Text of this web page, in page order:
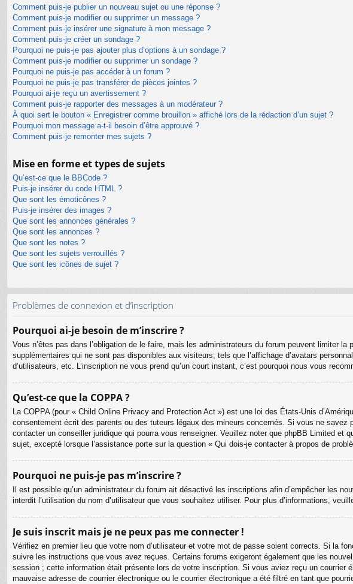
Comment puis-je publier un nouveau sujet ou une réponse ?
Comment puis-je modifier ou supprimer un message ?
Comment puis-je insérer une signature à mon message ?
Comment puis-je créer un sondage ?
Pourquoi ne puis-je pas ajouter plus d’options à un sondage ?
Comment puis-je modifier ou supprimer un sondage ?
Pourquoi ne puis-je pas accéder à un forum ?
Pourquoi ne puis-je pas transférer de pièces jointes ?
Pourquoi ai-je reçu un avertissement ?
Comment puis-je rapporter des messages à un modérateur ?
À quoi sert le bouton « Enregistrer comme brouillon » affiché lors de la rédaction d’un sujet ?
Pourquoi mon message a-t-il besoin d’être approuvé ?
Comment puis-je remonter mes sujets ?
Mise en forme et types de sujets
Qu’est-ce que le BBCode ?
Puis-je insérer du code HTML ?
Que sont les émoticônes ?
Puis-je insérer des images ?
Que sont les annonces générales ?
Que sont les annonces ?
Que sont les notes ?
Que sont les sujets verrouillés ?
Que sont les icônes de sujet ?
Problèmes de connexion et d’inscription
Pourquoi ai-je besoin de m’inscrire ?
Vous n’êtes pas dans l’obligation de le faire, mais les administrateurs du forum peuvent limiter
supplémentaires qui ne sont pas disponibles aux visiteurs, tels que l’affichage d’avatars
d’utilisateurs, etc. L’inscription ne vous prend qu’un court instant, c’est pourquoi nous vous
Qu’est-ce que la COPPA ?
La COPPA (pour « Child Online Privacy and Protection Act ») est une loi des États-Unis
consentement écrit des parents ou des tuteurs légaux des mineurs concernés. Si vous ne
contacter un conseiller juridique qui pourra vous renseigner. Veuillez noter que phpBB Limited
sujet, excepté lorsque l’assistance porte sur la question « Qui dois-je contacter à propos de
Pourquoi ne puis-je pas m’inscrire ?
Il est possible qu’un administrateur du forum ait désactivé les inscriptions afin d’empêcher les
interdit l’utilisation du nom d’utilisateur que vous souhaitez utiliser. Pour plus d’informations,
Je suis inscrit mais je ne peux pas me connecter !
Vérifiez en premier lieu que votre nom d’utilisateur et votre mot de passe soient corrects. Si la
suivre les instructions que vous avez reçues. Certains forums exigeront également que les
session ; cette information était présente lors de votre inscription. Si vous aviez reçu un
mauvaise adresse de courrier électronique ou le courrier électronique a été filtré en tant que